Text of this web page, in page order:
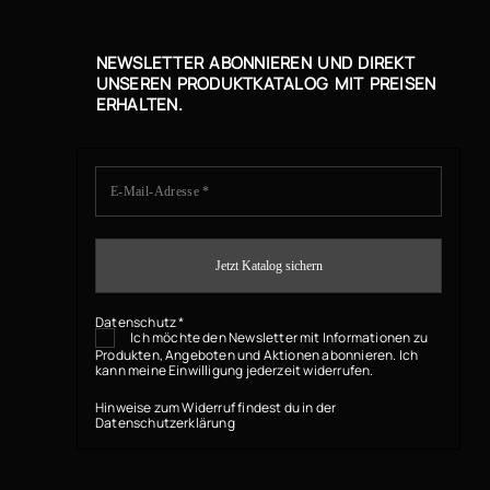
NEWSLETTER ABONNIEREN UND DIREKT
UNSEREN PRODUKTKATALOG MIT PREISEN
ERHALTEN.
Datenschutz*
Ich möchte den Newsletter mit Informationen zu
Produkten, Angeboten und Aktionen abonnieren. Ich
kann meine Einwilligung jederzeit widerrufen.
Hinweise zum Widerruf findest du in der
Datenschutzerklärung